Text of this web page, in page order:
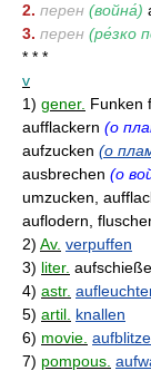
2. перен (война́)
3. перен (ре́зко
* * *
v
1) gener. Funken
aufflackern (о
aufzucken (о
ausbrechen (о
umzucken,
auflodern,
2) Av. verpuffen
3) liter.
4) astr.
5) artil. knallen
6) movie.
7) pompous.